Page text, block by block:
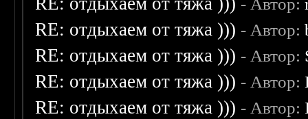
- Автор:
RE: отдыхаем от тяжа ))) - Автор:
RE: отдыхаем от тяжа ))) - Автор:
RE: отдыхаем от тяжа ))) - Автор:
RE: отдыхаем от тяжа ))) - Автор: